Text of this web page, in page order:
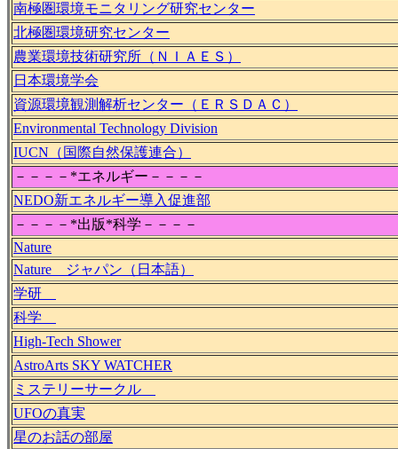
南極圏環境モニタリング研究センター
北極圏環境研究センター
農業環境技術研究所（ＮＩＡＥＳ）
日本環境学会
資源環境観測解析センター（ＥＲＳＤＡＣ）
Environmental Technology Division
IUCN（国際自然保護連合）
－－－－*エネルギー－－－－
NEDO新エネルギー導入促進部
－－－－*出版*科学－－－－
Nature
Nature ジャパン（日本語）
学研
科学
High-Tech Shower
AstroArts SKY WATCHER
ミステリーサークル
UFOの真実
星のお話の部屋